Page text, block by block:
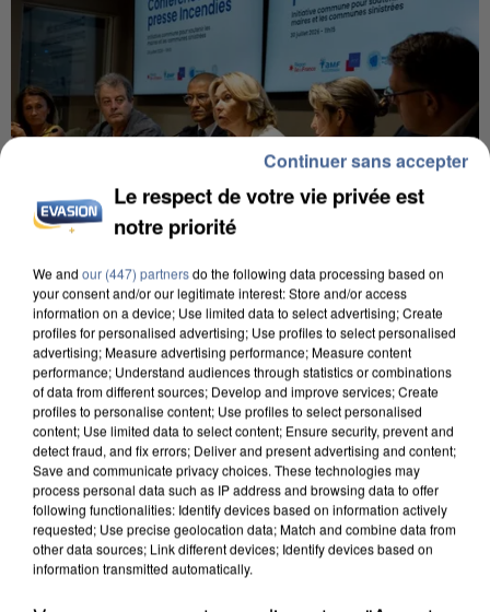
INCENDIES : L’ÎLE-DE-FRANCE LANCE UN ÉLAN
DE SOLIDARITÉ AVEC LES...
Le respect de votre vie privée est
notre priorité
We and our (447) partnersdo the following data processing based on
your consent and/or our legitimate interest: Store and/or access
information on a device; Use limited data to select advertising; Create
profiles for personalised advertising; Use profiles to select personalised
advertising; Measure advertising performance; Measure content
performance; Understand audiences through statistics or combinations
of data from different sources; Develop and improve services; Create
profiles to personalise content; Use profiles to select personalised
content; Use limited data to select content; Ensure security, prevent and
detect fraud, and fix errors; Deliver and present advertising and content;
Save and communicate privacy choices. These technologies may
process personal data such as IP address and browsing data to offer
following functionalities: Identify devices based on information actively
requested; Use precise geolocation data; Match and combine data from
other data sources; Link different devices; Identify devices based on
information transmitted automatically.
Continuer sans accepter